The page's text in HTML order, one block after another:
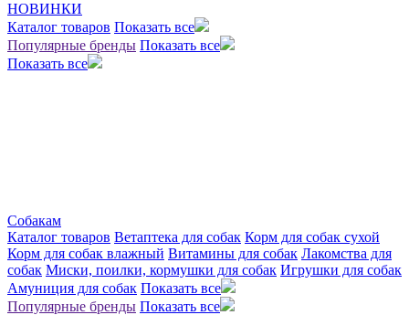
НОВИНКИ
Каталог товаров Показать все
Популярные бренды Показать все
Показать все
Собакам
Каталог товаров Ветаптека для собак Корм для собак сухой
Корм для собак влажный Витамины для собак Лакомства для
собак Миски, поилки, кормушки для собак Игрушки для собак
Амуниция для собак Показать все
Популярные бренды Показать все